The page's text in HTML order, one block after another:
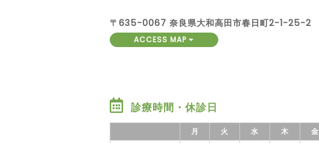
〒635-0067 奈良県大和高田市春日町2-1-25-2
ACCESS MAP
診療時間・休診日
月 火 水 木 金